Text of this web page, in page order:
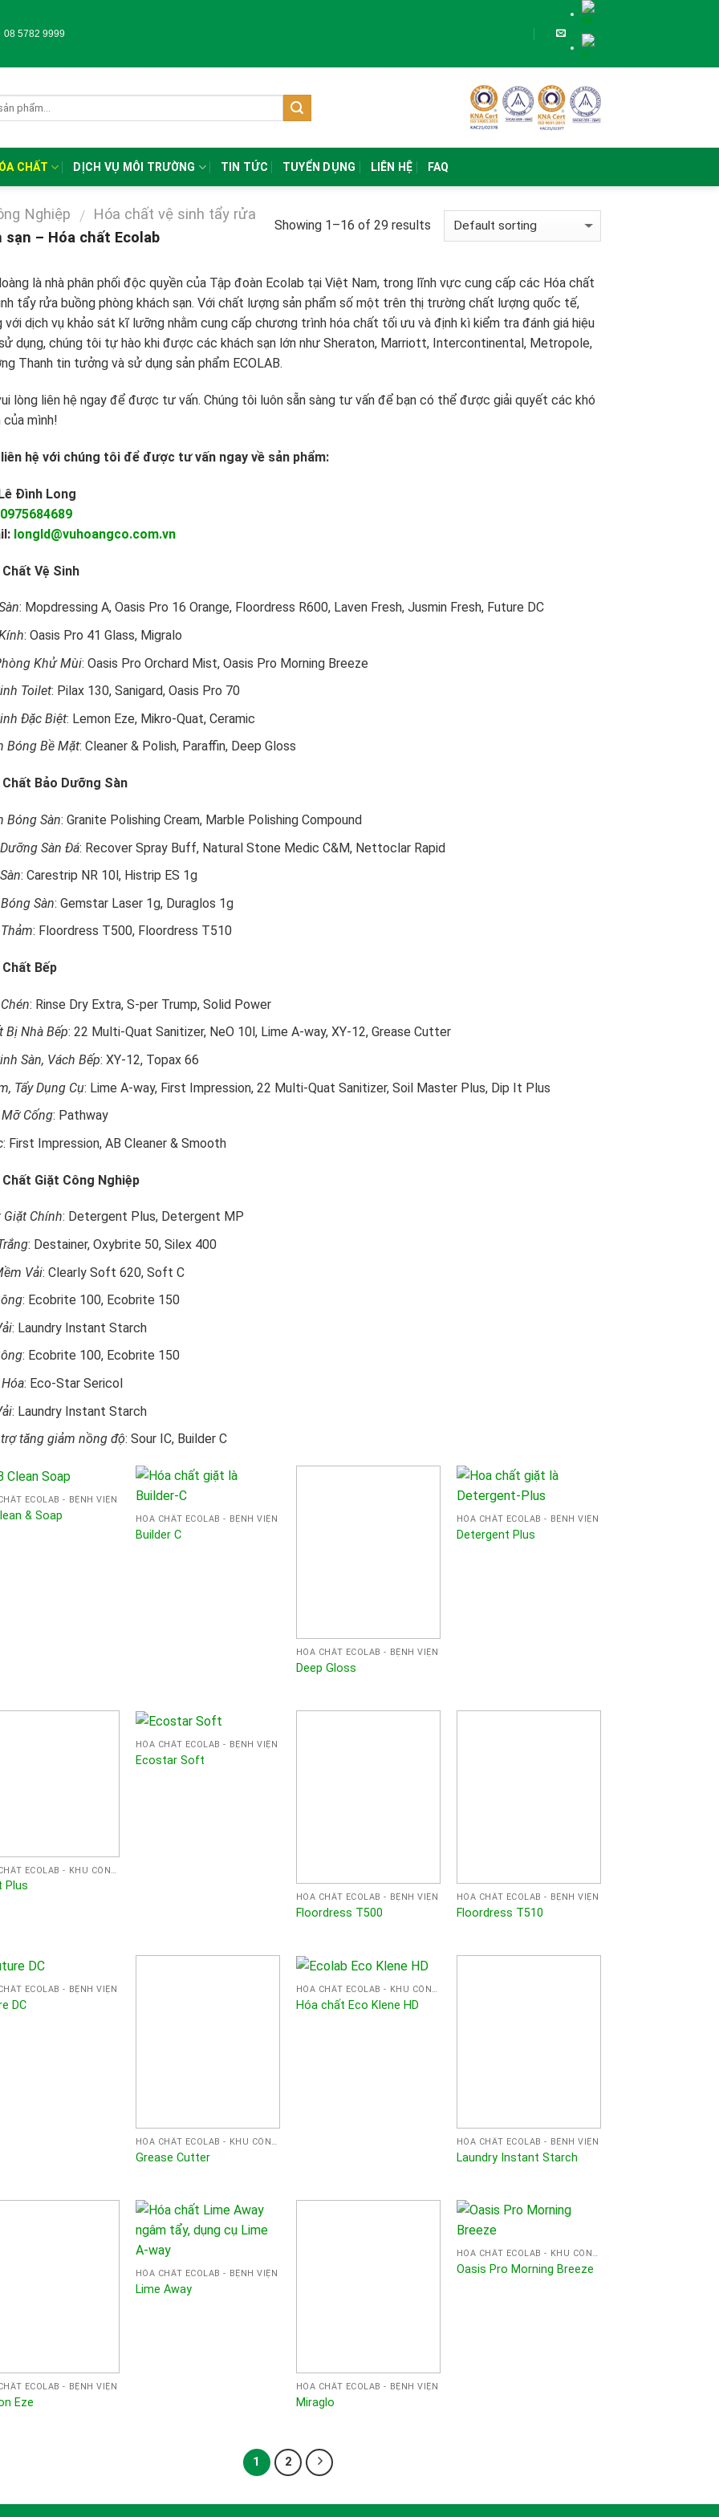
08 5782 9999
CHẤT DỊCH VỤ MÔI TRƯỜNG TIN TỨC TUYỂN DỤNG LIÊN HỆ FAQ
Nghiệp / Hóa chất vệ sinh tẩy rửa
– Hóa chất Ecolab
Showing 1–16 of 29 results
là nhà phân phối độc quyền của Tập đoàn Ecolab tại Việt Nam, trong lĩnh vực cung cấp các Hóa chất
tẩy rửa buồng phòng khách sạn. Với chất lượng sản phẩm số một trên thị trường chất lượng quốc tế,
với dịch vụ khảo sát kĩ lưỡng nhằm cung cấp chương trình hóa chất tối ưu và định kì kiểm tra đánh giá hiệu
dụng, chúng tôi tự hào khi được các khách sạn lớn như Sheraton, Marriott, Intercontinental, Metropole,
Thanh tin tưởng và sử dụng sản phẩm ECOLAB.
lòng liên hệ ngay để được tư vấn. Chúng tôi luôn sẵn sàng tư vấn để bạn có thể được giải quyết các khó
của mình!
liên hệ với chúng tôi để được tư vấn ngay về sản phẩm:
Đình Long
0975684689
longld@vuhoangco.com.vn
Chất Vệ Sinh
: Mopdressing A, Oasis Pro 16 Orange, Floordress R600, Laven Fresh, Jusmin Fresh, Future DC
: Oasis Pro 41 Glass, Migralo
Khử Mùi: Oasis Pro Orchard Mist, Oasis Pro Morning Breeze
Toilet: Pilax 130, Sanigard, Oasis Pro 70
Đặc Biệt: Lemon Eze, Mikro-Quat, Ceramic
Bóng Bề Mặt: Cleaner & Polish, Paraffin, Deep Gloss
Chất Bảo Dưỡng Sàn
Bóng Sàn: Granite Polishing Cream, Marble Polishing Compound
Sàn Đá: Recover Spray Buff, Natural Stone Medic C&M, Nettoclar Rapid
: Carestrip NR 10l, Histrip ES 1g
Sàn: Gemstar Laser 1g, Duraglos 1g
: Floordress T500, Floordress T510
Chất Bếp
: Rinse Dry Extra, S-per Trump, Solid Power
Bị Nhà Bếp: 22 Multi-Quat Sanitizer, NeO 10l, Lime A-way, XY-12, Grease Cutter
Sàn, Vách Bếp: XY-12, Topax 66
Tẩy Dụng Cụ: Lime A-way, First Impression, 22 Multi-Quat Sanitizer, Soil Master Plus, Dip It Plus
Cống: Pathway
: First Impression, AB Cleaner & Smooth
Chất Giặt Công Nghiệp
Giặt Chính: Detergent Plus, Detergent MP
: Destainer, Oxybrite 50, Silex 400
Vải: Clearly Soft 620, Soft C
: Ecobrite 100, Ecobrite 150
: Laundry Instant Starch
: Ecobrite 100, Ecobrite 150
: Eco-Star Sericol
: Laundry Instant Starch
tăng giảm nồng độ: Sour IC, Builder C
ECOLAB - BỆNH VIỆN
& Soap HÓA CHẤT ECOLAB - BỆNH VIỆN
Builder C
HÓA CHẤT ECOLAB - BỆNH VIỆN
Deep Gloss
HÓA CHẤT ECOLAB - BỆNH VIỆN
Detergent Plus
HÓA CHẤT ECOLAB - KHU CÔNG NGHIỆP
Plus
HÓA CHẤT ECOLAB - BỆNH VIỆN
Ecostar Soft
HÓA CHẤT ECOLAB - BỆNH VIỆN
Floordress T500
HÓA CHẤT ECOLAB - BỆNH VIỆN
Floordress T510
ECOLAB - BỆNH VIỆN
DC
HÓA CHẤT ECOLAB - KHU CÔNG NGHIỆP
Grease Cutter
HÓA CHẤT ECOLAB - KHU CÔNG NGHIỆP
Hóa chất Eco Klene HD
HÓA CHẤT ECOLAB - BỆNH VIỆN
Laundry Instant Starch
ECOLAB - BỆNH VIỆN
Eze
HÓA CHẤT ECOLAB - BỆNH VIỆN
Lime Away
HÓA CHẤT ECOLAB - BỆNH VIỆN
Miraglo
HÓA CHẤT ECOLAB - KHU CÔNG NGHIỆP
Oasis Pro Morning Breeze
1 2